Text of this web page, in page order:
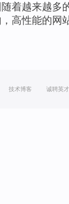
随着越来越多
高性能的网
技术博客 诚聘英才